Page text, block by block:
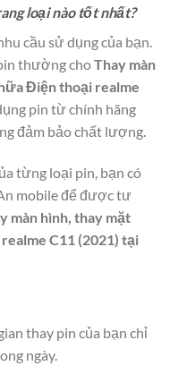
loại nào tốt nhất?
cầu sử dụng của bạn.
thường choThay màn
Điện thoại realme
pin từ chính hãng
đảm bảo chất lượng.
từng loại pin, bạn có
mobile để được tư
màn hình, thay mặt
C11 (2021) tại
thay pin của bạn chỉ
ngày.